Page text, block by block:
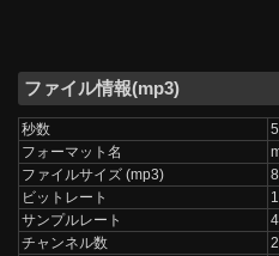
ファイル情報(mp3)
秒数
フォーマット名
ファイルサイズ (mp3)
ビットレート
サンプルレート
チャンネル数
2